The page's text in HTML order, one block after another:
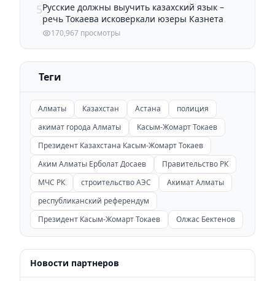
5Русские должны выучить казахский язык –
речь Токаева исковеркали юзеры Казнета
170,967 просмотры
Теги
Алматы Казахстан Астана
полиция
акимат города Алматы
Касым-Жомарт Токаев
Президент Казахстана Касым-Жомарт Токаев
Аким Алматы Ерболат Досаев
Правительство РК
МЧС РК
строительство АЭС
Акимат Алматы
республиканский референдум
Президент Касым-Жомарт Токаев
Олжас Бектенов
Новости партнеров